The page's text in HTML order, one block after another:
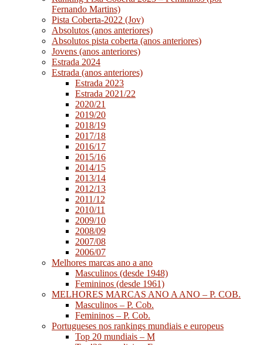
Fernando Martins)
Pista Coberta-2022 (Jov)
Absolutos (anos anteriores)
Absolutos pista coberta (anos anteriores)
Jovens (anos anteriores)
Estrada 2024
Estrada (anos anteriores)
Estrada 2023
Estrada 2021/22
2020/21
2019/20
2018/19
2017/18
2016/17
2015/16
2014/15
2013/14
2012/13
2011/12
2010/11
2009/10
2008/09
2007/08
2006/07
Melhores marcas ano a ano
Masculinos (desde 1948)
Femininos (desde 1961)
MELHORES MARCAS ANO A ANO – P. COB.
Masculinos – P. Cob.
Femininos – P. Cob.
Portugueses nos rankings mundiais e europeus
Top 20 mundiais – M